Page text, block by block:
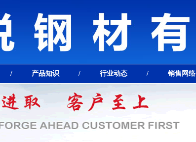
/ 产品知识 / 行业动态 / 销售网络